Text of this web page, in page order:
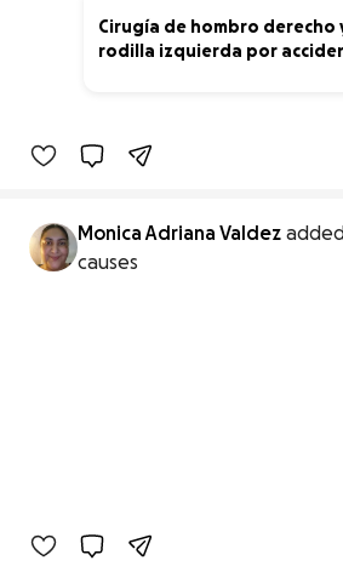
Cirugía de hombro derecho
rodilla izquierda por
Monica Adriana Valdez
causes